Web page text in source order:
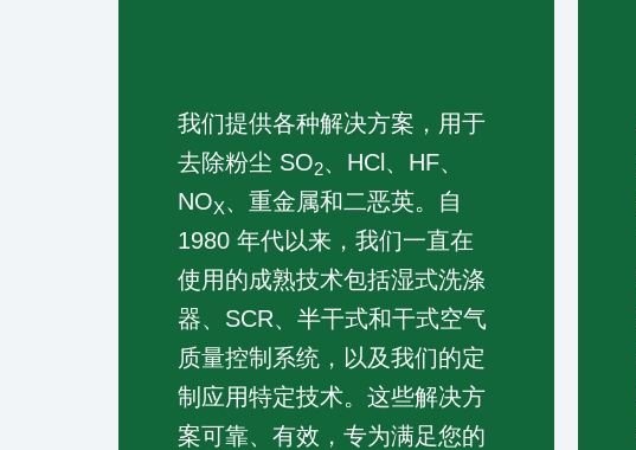
我们提供各种解决方案，用于
去除粉尘 SO2、HCl、HF、
NOX、重金属和二恶英。自
1980 年代以来，我们一直在
使用的成熟技术包括湿式洗涤
器、SCR、半干式和干式空气
质量控制系统，以及我们的定
制应用特定技术。这些解决方
案可靠、有效，专为满足您的